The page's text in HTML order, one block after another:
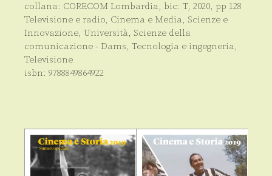
locale
quantità
collana: CORECOM Lombardia, bic: T, 2020, pp 128
Televisione e radio, Cinema e Media, Scienze e
Innovazione, Università, Scienze della
comunicazione - Dams, Tecnologia e ingegneria,
Televisione
isbn: 9788849864922